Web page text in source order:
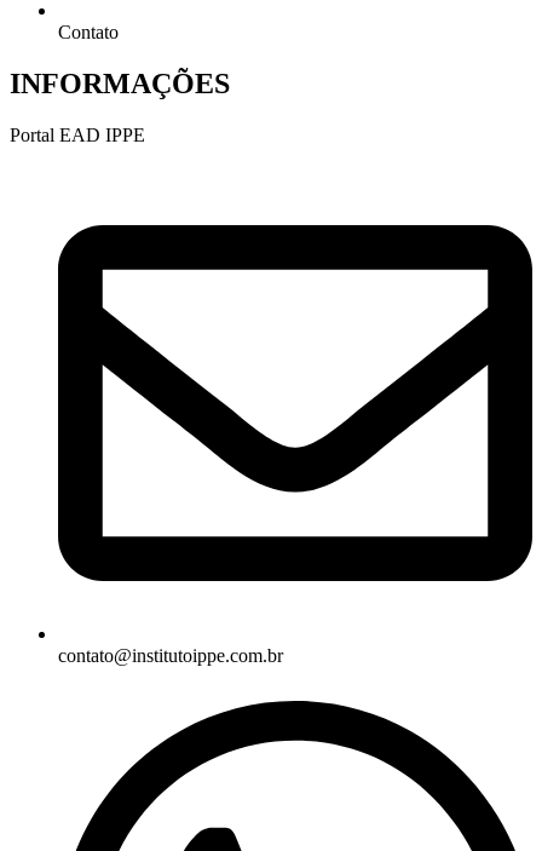
Contato
INFORMAÇÕES
Portal EAD IPPE
contato@institutoippe.com.br